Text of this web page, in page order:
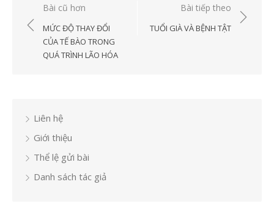
Điều
hướng
viết
Bài cũ hơn
MỨC ĐỘ THAY ĐỔI
CỦA TẾ BÀO TRONG
QUÁ TRÌNH LÃO HÓA
Bài tiếp theo
TUỔI GIÀ VÀ BỆNH TẬT
Liên hệ
Giới thiệu
Thể lệ gửi bài
Danh sách tác giả